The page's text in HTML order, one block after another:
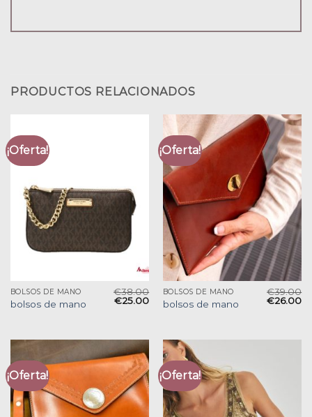
PRODUCTOS RELACIONADOS
¡Oferta!
BOLSOS DE MANO
bolsos de mano
€38.00
€25.00
¡Oferta!
BOLSOS DE MANO
bolsos de mano
€39.00
€26.00
¡Oferta! ¡Oferta!